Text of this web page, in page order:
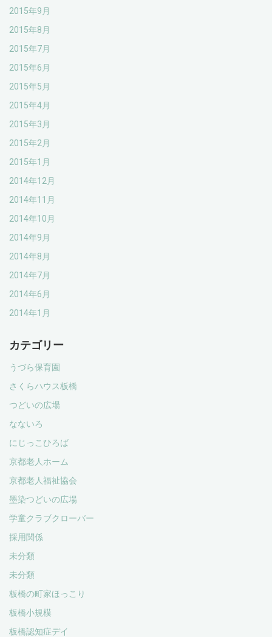
2015年9月
2015年8月
2015年7月
2015年6月
2015年5月
2015年4月
2015年3月
2015年2月
2015年1月
2014年12月
2014年11月
2014年10月
2014年9月
2014年8月
2014年7月
2014年6月
2014年1月
カテゴリー
うづら保育園
さくらハウス板橋
つどいの広場
なないろ
にじっこひろば
京都老人ホーム
京都老人福祉協会
墨染つどいの広場
学童クラブクローバー
採用関係
未分類
未分類
板橋の町家ほっこり
板橋小規模
板橋認知症デイ